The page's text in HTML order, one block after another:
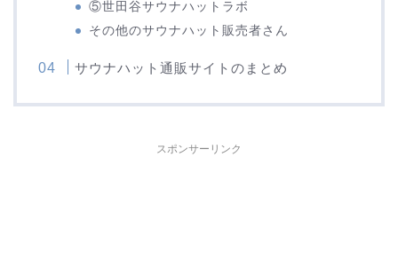
⑤世田谷サウナハットラボ
その他のサウナハット販売者さん
サウナハット通販サイトのまとめ
スポンサーリンク